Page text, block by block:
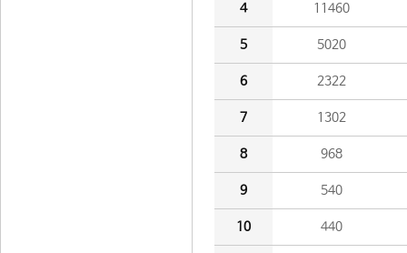
4 11460
5 5020
6 2322
7 1302
8 968
9 540
10 440